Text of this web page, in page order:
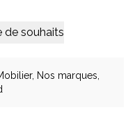
de souhaits
, Nos marques